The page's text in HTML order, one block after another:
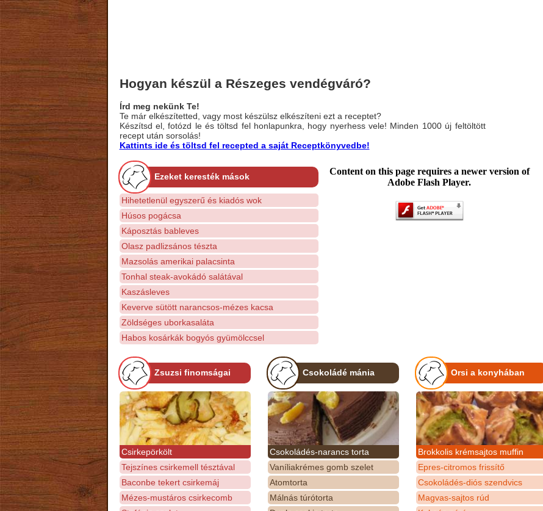
Hogyan készül a Részeges vendégváró?
Írd meg nekünk Te!
Te már elkészítetted, vagy most készülsz elkészíteni ezt a receptet?
Készítsd el, fotózd le és töltsd fel honlapunkra, hogy nyerhess vele! Minden 1000 új feltöltött
recept után sorsolás!
Kattints ide és töltsd fel recepted a saját Receptkönyvedbe!
Ezeket keresték mások
Hihetetlenül egyszerű és kiadós wok
Húsos pogácsa
Káposztás bableves
Olasz padlizsános tészta
Mazsolás amerikai palacsinta
Tonhal steak-avokádó salátával
Kaszásleves
Keverve sütött narancsos-mézes kacsa
Zöldséges uborkasaláta
Habos kosárkák bogyós gyümölccsel
Content on this page requires a newer version of
Adobe Flash Player.
Zsuzsi finomságai
Csirkepörkölt
Tejszínes csirkemell tésztával
Baconbe tekert csirkemáj
Mézes-mustáros csirkecomb
Csokoládé mánia
Csokoládés-narancs torta
Vaníliakrémes gomb szelet
Atomtorta
Málnás túrótorta
Orsi a konyhában
Brokkolis krémsajtos muffin
Epres-citromos frissítő
Csokoládés-diós szendvics
Magvas-sajtos rúd